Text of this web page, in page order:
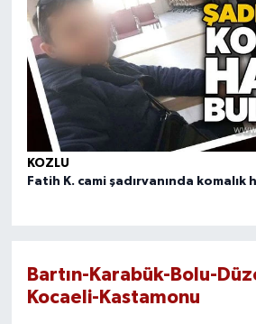
KOZLU
Fatih K. cami şadırvanında
Bartın-Karabük-Bolu-
Kocaeli-Kastamonu